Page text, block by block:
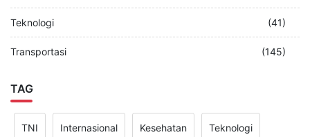
Teknologi (41)
Transportasi (145)
TAG
TNI Internasional Kesehatan Teknologi